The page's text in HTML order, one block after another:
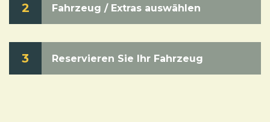
2 Fahrzeug / Extras auswählen
3 Reservieren Sie Ihr Fahrzeug